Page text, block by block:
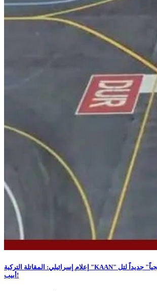
إعلام إسرائيلي: المقاتلة التركية "KAAN" تشكّل "صداعاً استراتيجياً" جديداً لتل
أبيب!